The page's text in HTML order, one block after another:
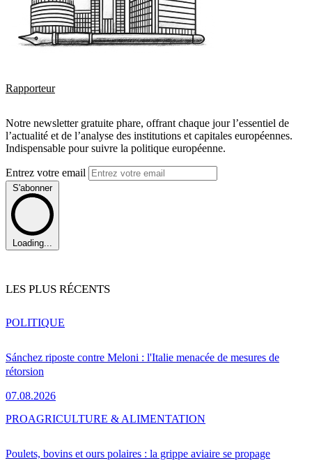
Rapporteur
Notre newsletter gratuite phare, offrant chaque jour l’essentiel de
l’actualité et de l’analyse des institutions et capitales européennes.
Indispensable pour suivre la politique européenne.
Entrez votre email
S'abonner
Loading...
LES PLUS RÉCENTS
Sánchez riposte contre Meloni : l'Italie menacée de mesures de
rétorsion
07.08.2026
POLITIQUE
Poulets, bovins et ours polaires : la grippe aviaire se propage
PROAGRICULTURE & ALIMENTATION